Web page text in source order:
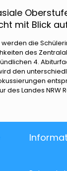
mit Blick
die
des
4.
den
des Landes NRW